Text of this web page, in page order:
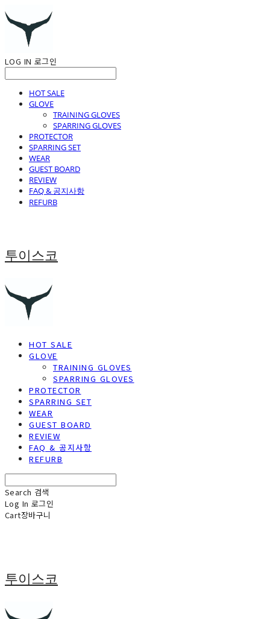
LOG IN 로그인
HOT SALE
GLOVE
TRAINING GLOVES
SPARRING GLOVES
PROTECTOR
SPARRING SET
WEAR
GUEST BOARD
REVIEW
FAQ & 공지사항
REFURB
투이스코
HOT SALE
GLOVE
TRAINING GLOVES
SPARRING GLOVES
PROTECTOR
SPARRING SET
WEAR
GUEST BOARD
REVIEW
FAQ & 공지사항
REFURB
Search 검색
Log In 로그인
Cart장바구니
투이스코